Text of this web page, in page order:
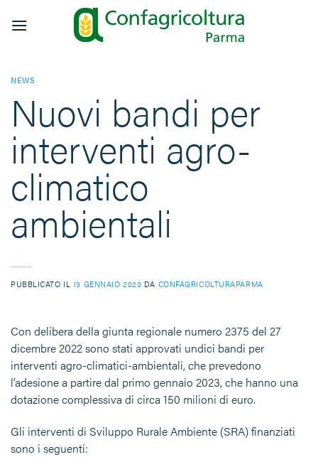
NEWS
Nuovi bandi per
interventi agro-
climatico
ambientali
PUBBLICATO IL 13 GENNAIO 2023 DA CONFAGRICOLTURAPARMA
Con delibera della giunta regionale numero 2375 del 27
dicembre 2022 sono stati approvati undici bandi per
interventi agro-climatici-ambientali, che prevedono
l’adesione a partire dal primo gennaio 2023, che hanno una
dotazione complessiva di circa 150 milioni di euro.
Gli interventi di Sviluppo Rurale Ambiente (SRA) finanziati
sono i seguenti: